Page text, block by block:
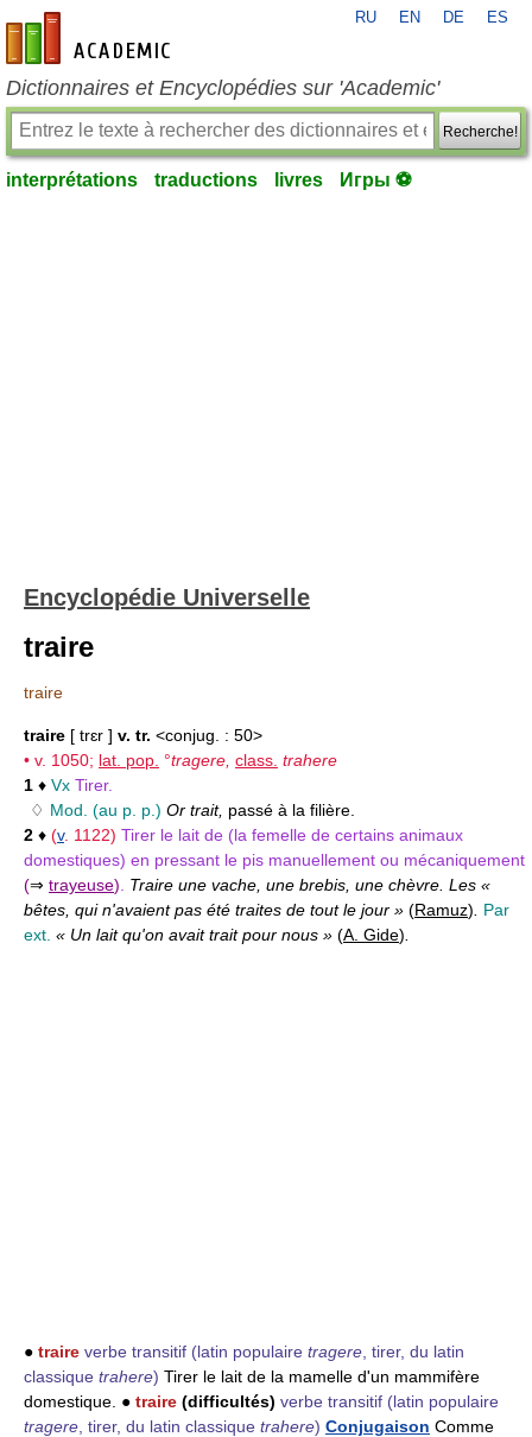
fr-academic.com
RU EN DE ES
Dictionnaires et Encyclopédies sur 'Academic'
Recherche!
interprétations traductions livres Игры ⚽
Encyclopédie Universelle
traire
traire
traire [ trɛr ] v. tr. <conjug. : 50>
• v. 1050; lat. pop. °tragere, class. trahere
1 ♦ Vx Tirer.
♢ Mod. (au p. p.) Or trait, passé à la filière.
2 ♦ (v. 1122) Tirer le lait de (la femelle de certains animaux
domestiques) en pressant le pis manuellement ou mécaniquement
(⇒ trayeuse)
Traire une vache, une brebis, une chèvre. Les «
bêtes, qui n'avaient pas été traites de tout le jour » (Ramuz)
Par
ext. « Un lait qu'on avait trait pour nous » (A. Gide)
● traire verbe transitif (latin populaire tragere , tirer, du latin
classique trahere) Tirer le lait de la mamelle d'un mammifère
domestique. ● traire (difficultés) verbe transitif (latin populaire
tragere , tirer, du latin classique trahere) Conjugaison Comme